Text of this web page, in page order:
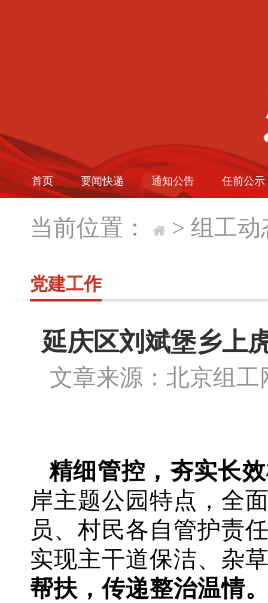
首页 要闻快递 通知公告 任前公示
当前位置： > 组工动
党建工作
延庆区刘斌堡乡上
文章来源：北京
精细管控，夯实长
岸主题公园特点，全
员、村民各自管护责
实现主干道保洁、杂
帮扶，传递整治温情